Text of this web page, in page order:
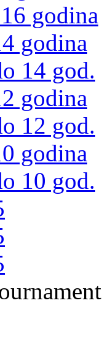
godina
godina
14 god.
godina
12 god.
godina
10 god.